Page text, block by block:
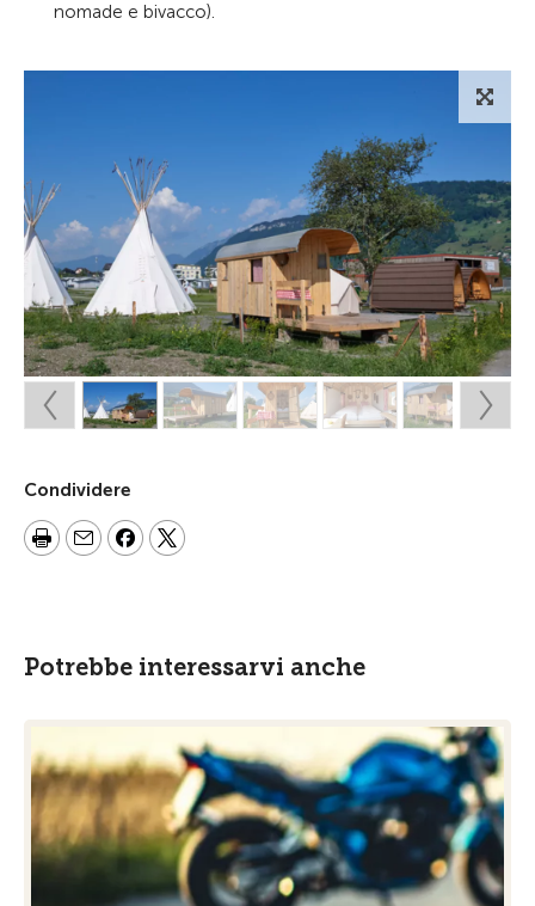
nomade e bivacco).
Condividere
Potrebbe interessarvi anche